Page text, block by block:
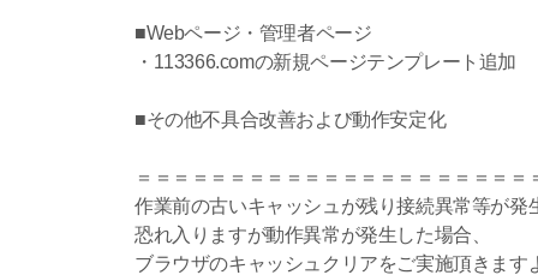
■Webページ・管理者ページ
・113366.comの新規ページテンプレート追加
■その他不具合改善および動作安定化
＝＝＝＝＝＝＝＝＝＝＝＝＝＝＝＝＝＝＝＝＝
作業前の古いキャッシュが残り接続異常等が発
恐れ入りますが動作異常が発生した場合、
ブラウザのキャッシュクリアをご実施頂きます